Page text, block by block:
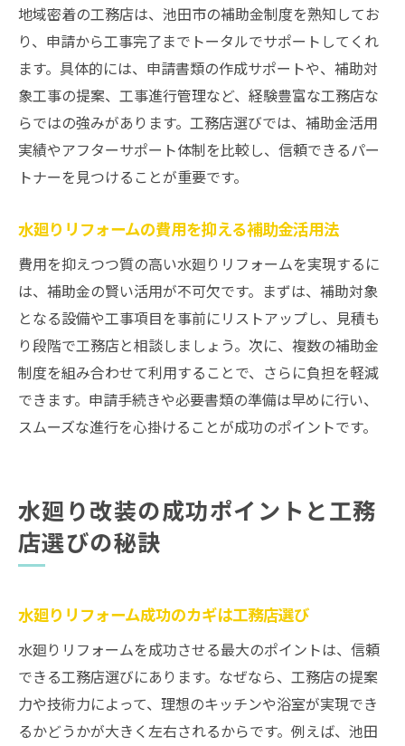
地域密着の工務店は、池田市の補助金制度を熟知してお
り、申請から工事完了までトータルでサポートしてくれ
ます。具体的には、申請書類の作成サポートや、補助対
象工事の提案、工事進行管理など、経験豊富な工務店な
らではの強みがあります。工務店選びでは、補助金活用
実績やアフターサポート体制を比較し、信頼できるパー
トナーを見つけることが重要です。
水廻りリフォームの費用を抑える補助金活用法
費用を抑えつつ質の高い水廻りリフォームを実現するに
は、補助金の賢い活用が不可欠です。まずは、補助対象
となる設備や工事項目を事前にリストアップし、見積も
り段階で工務店と相談しましょう。次に、複数の補助金
制度を組み合わせて利用することで、さらに負担を軽減
できます。申請手続きや必要書類の準備は早めに行い、
スムーズな進行を心掛けることが成功のポイントです。
水廻り改装の成功ポイントと工務
店選びの秘訣
水廻りリフォーム成功のカギは工務店選び
水廻りリフォームを成功させる最大のポイントは、信頼
できる工務店選びにあります。なぜなら、工務店の提案
力や技術力によって、理想のキッチンや浴室が実現でき
るかどうかが大きく左右されるからです。例えば、池田